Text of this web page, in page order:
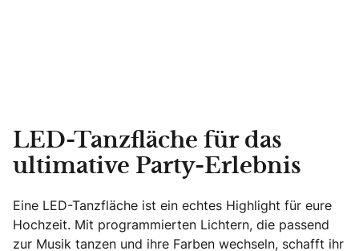
LED-Tanzfläche für das
ultimative Party-Erlebnis
Eine LED-Tanzfläche ist ein echtes Highlight für eure
Hochzeit. Mit programmierten Lichtern, die passend
zur Musik tanzen und ihre Farben wechseln, schafft ihr